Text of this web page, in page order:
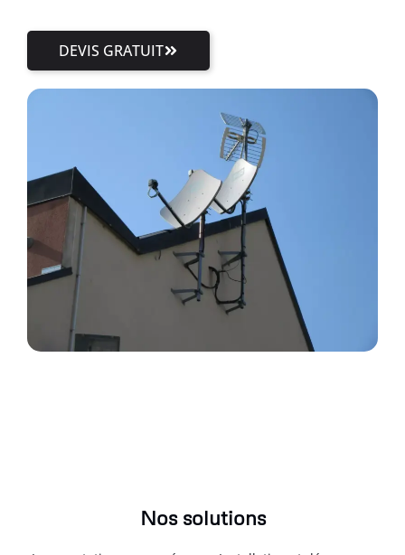
DEVIS GRATUIT
Nos solutions